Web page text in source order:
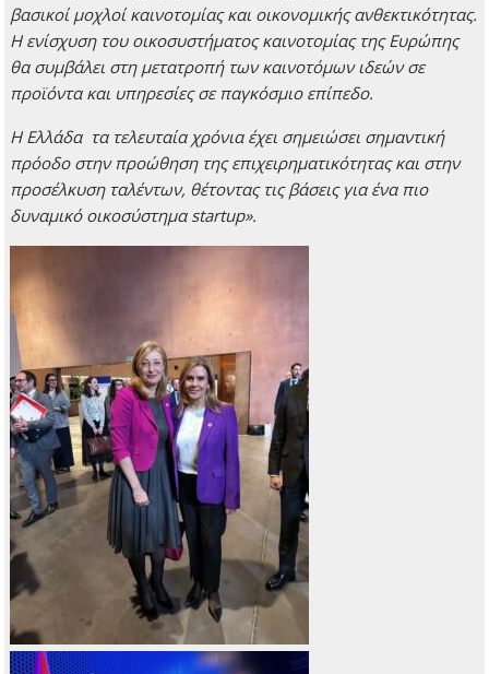
βασικοί μοχλοί καινοτομίας και οικονομικής ανθεκτικότητας.
Η ενίσχυση του οικοσυστήματος καινοτομίας της Ευρώπης
θα συμβάλει στη μετατροπή των καινοτόμων ιδεών σε
προϊόντα και υπηρεσίες σε παγκόσμιο επίπεδο.
Η Ελλάδα τα τελευταία χρόνια έχει σημειώσει σημαντική
πρόοδο στην προώθηση της επιχειρηματικότητας και στην
προσέλκυση ταλέντων, θέτοντας τις βάσεις για ένα πιο
δυναμικό οικοσύστημα startup».